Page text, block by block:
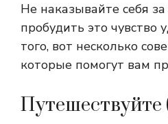
Не наказывайте себя
пробудить это чувство
того, вот несколько
которые помогут вам